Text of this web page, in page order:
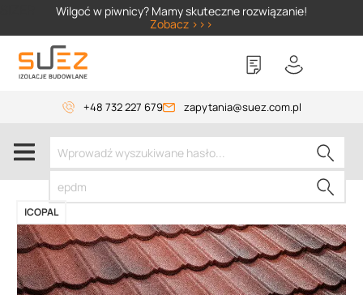
Wilgoć w piwnicy? Mamy skuteczne rozwiązanie!
Zobacz >>>
+48 732 227 679 zapytania@suez.com.pl
ICOPAL